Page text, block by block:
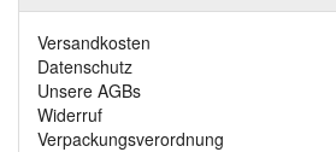
Versandkosten
Datenschutz
Unsere AGBs
Widerruf
Verpackungsverordnung